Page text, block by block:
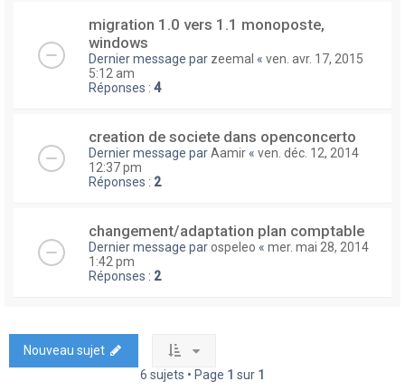
migration 1.0 vers 1.1 monoposte,
windows
Dernier message par zeemal « ven. avr. 17, 2015
5:12 am
Réponses : 4
creation de societe dans openconcerto
Dernier message parAamir « ven. déc. 12, 2014
12:37 pm
Réponses : 2
changement/adaptation plan comptable
Dernier message parospeleo « mer. mai 28, 2014
1:42 pm
Réponses : 2
Nouveau sujet
6 sujets • Page 1 sur 1